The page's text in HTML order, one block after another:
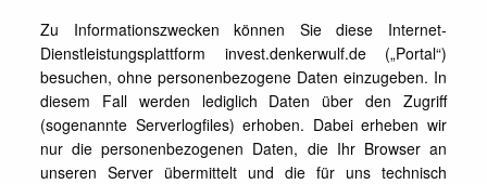
Zu Informationszwecken können Sie diese Internet-
Dienstleistungsplattform invest.denkerwulf.de („Portal“)
besuchen, ohne personenbezogene Daten einzugeben. In
diesem Fall werden lediglich Daten über den Zugriff
(sogenannte Serverlogfiles) erhoben. Dabei erheben wir
nur die personenbezogenen Daten, die Ihr Browser an
unseren Server übermittelt und die für uns technisch